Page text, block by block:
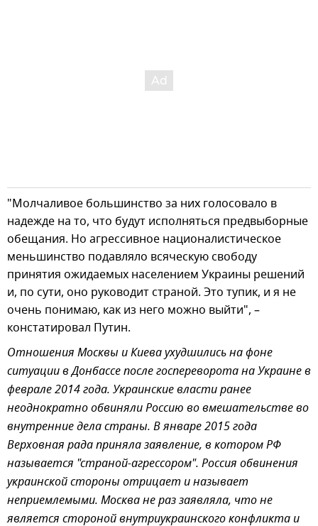
"Молчаливое большинство за них голосовало в
надежде на то, что будут исполняться предвыборные
обещания. Но агрессивное националистическое
меньшинство подавляло всяческую свободу
принятия ожидаемых населением Украины решений
и, по сути, оно руководит страной. Это тупик, и я не
очень понимаю, как из него можно выйти", –
констатировал Путин.
Отношения Москвы и Киева ухудшились на фоне
ситуации в Донбассе после госпереворота на Украине в
феврале 2014 года. Украинские власти ранее
неоднократно обвиняли Россию во вмешательстве во
внутренние дела страны. В январе 2015 года
Верховная рада приняла заявление, в котором РФ
называется "страной-агрессором". Россия обвинения
украинской стороны отрицает и называет
неприемлемыми. Москва не раз заявляла, что не
является стороной внутриукраинского конфликта и